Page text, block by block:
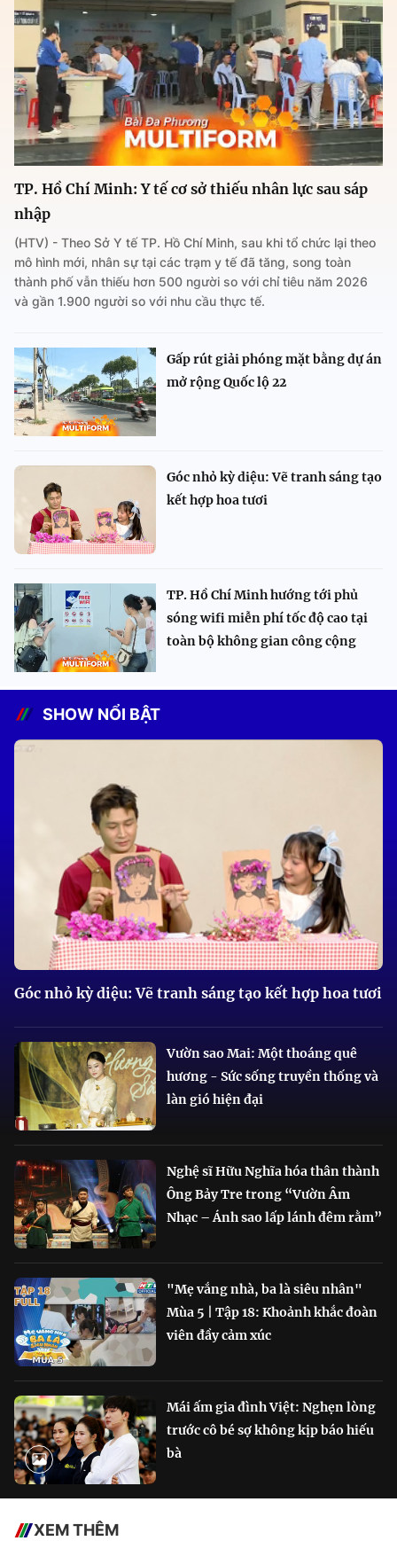
TP. Hồ Chí Minh: Y tế cơ sở thiếu nhân lực sau sáp
nhập
(HTV) - Theo Sở Y tế TP. Hồ Chí Minh, sau khi tổ chức lại theo
mô hình mới, nhân sự tại các trạm y tế đã tăng, song toàn
thành phố vẫn thiếu hơn 500 người so với chỉ tiêu năm 2026
và gần 1.900 người so với nhu cầu thực tế.
Gấp rút giải phóng mặt bằng dự án
mở rộng Quốc lộ 22
Góc nhỏ kỳ diệu: Vẽ tranh sáng tạo
kết hợp hoa tươi
TP. Hồ Chí Minh hướng tới phủ
sóng wifi miễn phí tốc độ cao tại
toàn bộ không gian công cộng
SHOW NỔI BẬT
Góc nhỏ kỳ diệu: Vẽ tranh sáng tạo kết hợp hoa tươi
Vườn sao Mai: Một thoáng quê
hương - Sức sống truyền thống và
làn gió hiện đại
Nghệ sĩ Hữu Nghĩa hóa thân thành
Ông Bảy Tre trong “Vườn Âm
Nhạc – Ánh sao lấp lánh đêm rằm”
"Mẹ vắng nhà, ba là siêu nhân"
Mùa 5 | Tập 18: Khoảnh khắc đoàn
viên đầy cảm xúc
Mái ấm gia đình Việt: Nghẹn lòng
trước cô bé sợ không kịp báo hiếu
bà
XEM THÊM